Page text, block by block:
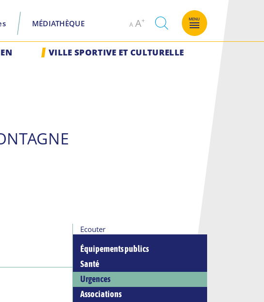
MÉDIATHÈQUE A
Decrease
font
AIncrease
size.
MENU
VILLE SPORTIVE ET CULTURELLE
Ecouter
Équipements publics
Santé
Urgences
Associations